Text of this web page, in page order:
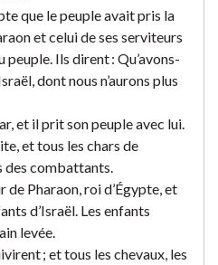
que le peuple avait pris la
et celui de ses serviteurs
peuple. Ils dirent : Qu’avons-
dont nous n’aurons plus
et il prit son peuple avec lui.
et tous les chars de
des combattants.
de Pharaon, roi d’Égypte, et
d’Israël. Les enfants
levée.
; et tous les chevaux, les